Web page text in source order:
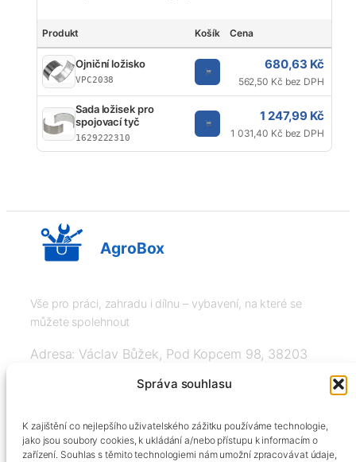
Správa souhlasu
K zajištění co nejlepšího uživatelského zážitku používáme technologie,
jako jsou soubory cookies, k ukládání a/nebo přístupu k informacím o
zařízení. Souhlas s těmito technologiemi nám umožní zpracovávat údaje,
Produkt Košík Cena
Ojniční ložisko
VPC2038
680,63 Kč
562,50 Kč bez DPH
Sada ložisek pro
spojovací tyč
1629222310
1 247,99 Kč
1 031,40 Kč bez DPH
AgroBox
Vše pro práci, zahradu i dílnu – vybavení, na které se
můžete spolehnout
Adresa: Václav Bůžek, Pod Kopcem 98, 38203
+420606334248, info@agrobox.cz